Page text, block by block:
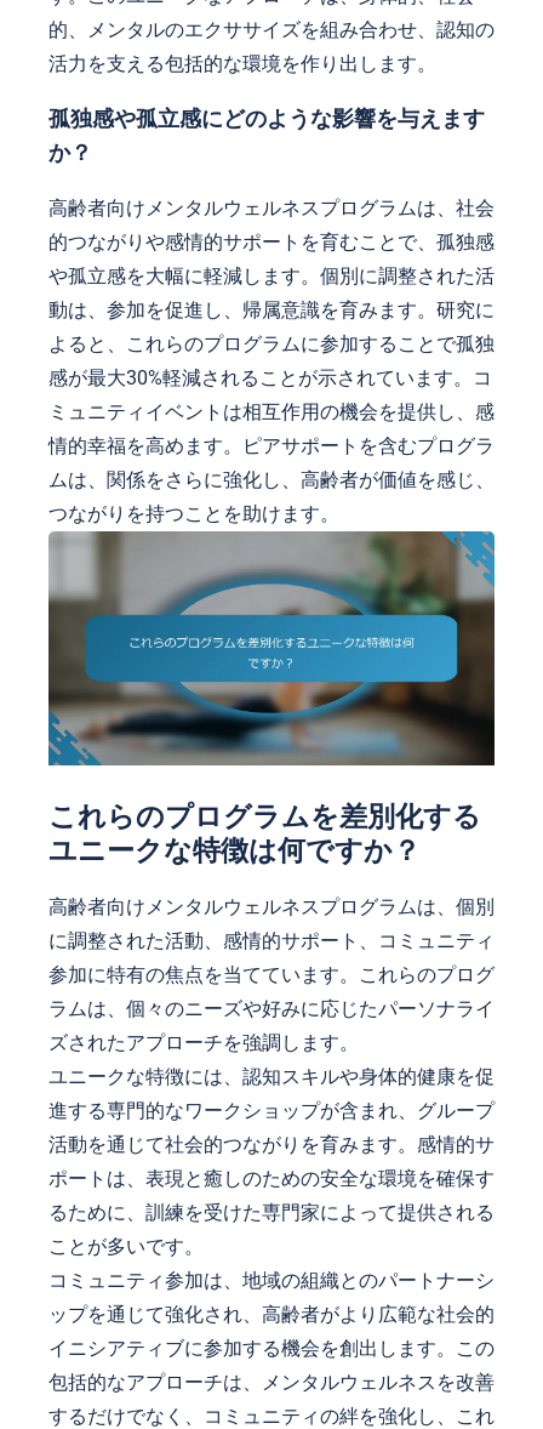
的、メンタルのエクササイズを組み合わせ、認知の
活力を支える包括的な環境を作り出します。
孤独感や孤立感にどのような影響を与えます
か？
高齢者向けメンタルウェルネスプログラムは、社会
的つながりや感情的サポートを育むことで、孤独感
や孤立感を大幅に軽減します。個別に調整された活
動は、参加を促進し、帰属意識を育みます。研究に
よると、これらのプログラムに参加することで孤独
感が最大30%軽減されることが示されています。コ
ミュニティイベントは相互作用の機会を提供し、感
情的幸福を高めます。ピアサポートを含むプログラ
ムは、関係をさらに強化し、高齢者が価値を感じ、
つながりを持つことを助けます。
これらのプログラムを差別化する
ユニークな特徴は何ですか？
高齢者向けメンタルウェルネスプログラムは、個別
に調整された活動、感情的サポート、コミュニティ
参加に特有の焦点を当てています。これらのプログ
ラムは、個々のニーズや好みに応じたパーソナライ
ズされたアプローチを強調します。
ユニークな特徴には、認知スキルや身体的健康を促
進する専門的なワークショップが含まれ、グループ
活動を通じて社会的つながりを育みます。感情的サ
ポートは、表現と癒しのための安全な環境を確保す
るために、訓練を受けた専門家によって提供される
ことが多いです。
コミュニティ参加は、地域の組織とのパートナーシ
ップを通じて強化され、高齢者がより広範な社会的
イニシアティブに参加する機会を創出します。この
包括的なアプローチは、メンタルウェルネスを改善
するだけでなく、コミュニティの絆を強化し、これ